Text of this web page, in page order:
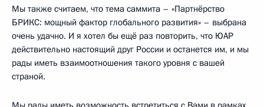
Мы также считаем, что тема саммита – «Партнёрство
БРИКС: мощный фактор глобального развития» – выбрана
очень удачно. И я хотел бы ещё раз повторить, что ЮАР
действительно настоящий друг России и останется им, и мы
рады иметь взаимоотношения такого уровня с вашей
страной.